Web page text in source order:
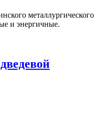
металлургического
и энергичные.